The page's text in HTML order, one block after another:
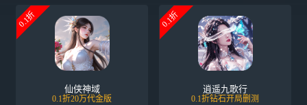
0.1折
仙侠神域
0.1折20万代金版
0.1折
逍遥九歌行
0.1折钻石开局删测